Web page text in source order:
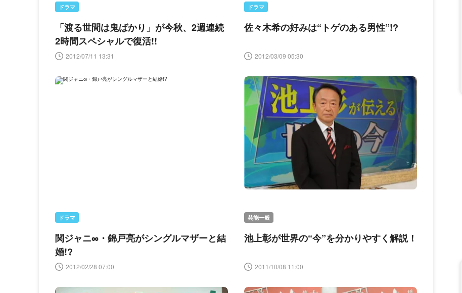
ドラマ
「渡る世間は鬼ばかり」が今秋、2週連続
2時間スペシャルで復活!!
2012/07/11 13:31
ドラマ
佐々木希の好みは“トゲのある男性”!?
2012/03/09 05:30
ドラマ
関ジャニ∞・錦戸亮がシングルマザーと結
婚!?
2012/02/28 07:00
芸能一般
池上彰が世界の“今”を分かりやすく解説！
2011/10/08 11:00